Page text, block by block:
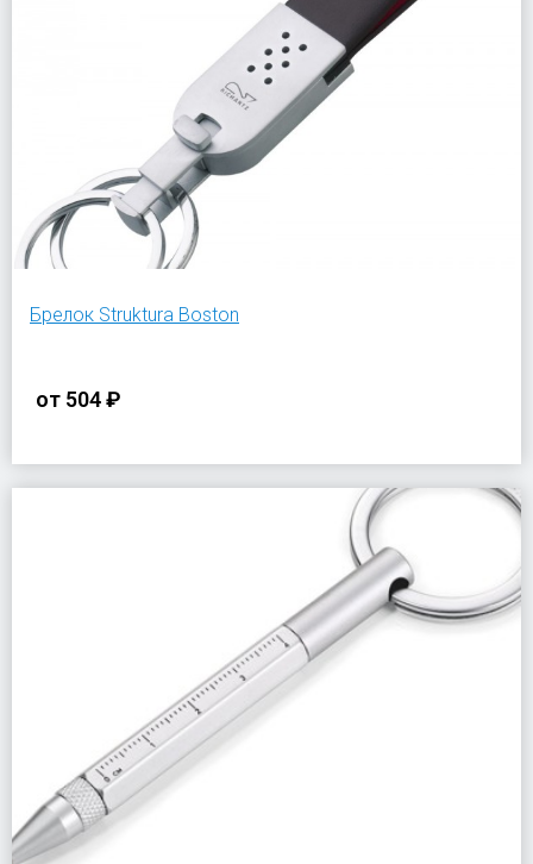
Брелок Struktura Boston
от 504 ₽